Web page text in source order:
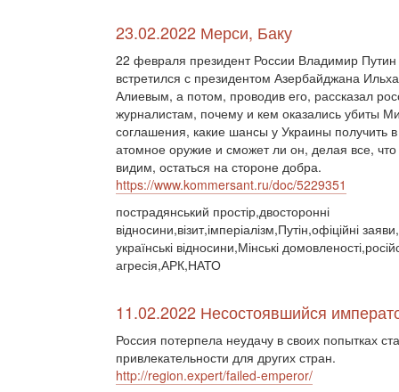
23.02.2022 Мерси, Баку
22 февраля президент России Владимир
встретился с президентом Азербайджана
Алиевым, а потом, проводив его, рассказал
журналистам, почему и кем оказались убиты
соглашения, какие шансы у Украины получить в
атомное оружие и сможет ли он, делая все,
видим, остаться на стороне добра.
https://www.kommersant.ru/doc/5229351
пострадянський простір,двосторонні
відносини,візит,імперіалізм,Путін,офіційні
українські відносини,Мінські
агресія,АРК,НАТО
11.02.2022 Несостоявшийся
Россия потерпела неудачу в своих попытках
привлекательности для других стран.
http://region.expert/failed-emperor/